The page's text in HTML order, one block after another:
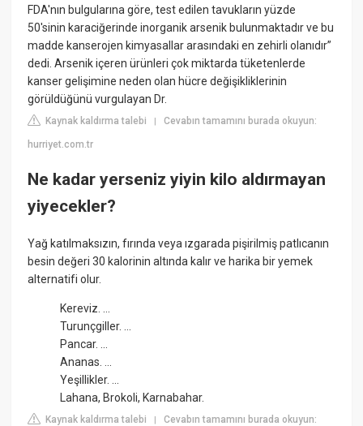
FDA'nın bulgularına göre, test edilen tavukların yüzde
50'sinin karaciğerinde inorganik arsenik bulunmaktadır ve bu
madde kanserojen kimyasallar arasındaki en zehirli olanıdır”
dedi. Arsenik içeren ürünleri çok miktarda tüketenlerde
kanser gelişimine neden olan hücre değişikliklerinin
görüldüğünü vurgulayan Dr.
Kaynak kaldırma talebi |Cevabın tamamını burada okuyun:
hurriyet.com.tr
Ne kadar yerseniz yiyin kilo aldırmayan
yiyecekler?
Yağ katılmaksızın, fırında veya ızgarada pişirilmiş patlıcanın
besin değeri 30 kalorinin altında kalır ve harika bir yemek
alternatifi olur.
Kereviz. ...
Turunçgiller. ...
Pancar. ...
Ananas. ...
Yeşillikler. ...
Lahana, Brokoli, Karnabahar.
Kaynak kaldırma talebi |Cevabın tamamını burada okuyun: